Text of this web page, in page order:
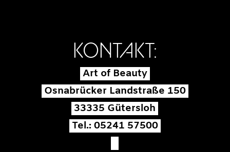
KONTAKT:
Art of Beauty
Osnabrücker Landstraße 150
33335 Gütersloh
Tel.: 05241 57500